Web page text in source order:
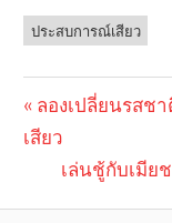
ประสบการณ์เสียว
Post
navigation
Previous
Post:
ลองเปลี่ยนรสช
เสียว
Next
เล่นชู้กับเมีย